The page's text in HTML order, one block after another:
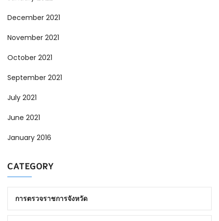
December 2021
November 2021
October 2021
September 2021
July 2021
June 2021
January 2016
CATEGORY
การตรวจราชการจังหวัด